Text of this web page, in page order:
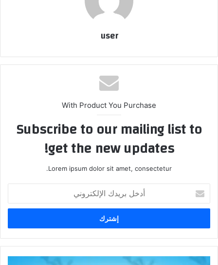
user
With Product You Purchase
Subscribe to our mailing list to
get the new updates!
Lorem ipsum dolor sit amet, consectetur.
بريدك
الإلكتروني
النزاهة